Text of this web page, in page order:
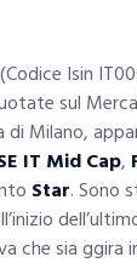
(Codice Isin
sul
Milano,
IT Mid Cap,
Star. Sono
che sia ggira